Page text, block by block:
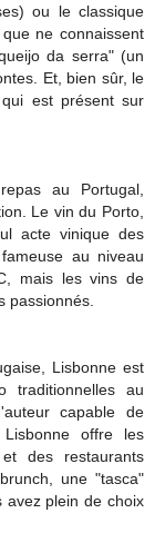
ou le classique
ne connaissent
da serra" (un
Et, bien sûr, le
est présent sur
au Portugal,
Le vin du Porto,
acte vinique des
au niveau
mais les vins de
passionnés.
Lisbonne est
traditionnelles au
capable de
offre les
des restaurants
une "tasca"
avez plein de choix